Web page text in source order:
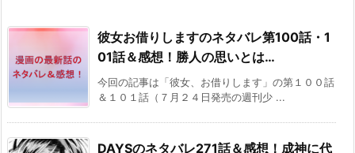
彼女お借りしますのネタバレ第100話・1
01話＆感想！勝人の思いとは…
今回の記事は「彼女、お借りします」の第１００話
＆１０１話（７月２４日発売の週刊少 ...
DAYSのネタバレ271話＆感想！成神に代